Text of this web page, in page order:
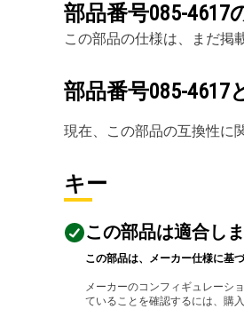
部品番号085-4617
この部品の仕様は、まだ掲
部品番号085-4617
現在、この部品の互換性に
キー
この部品は適合し
この部品は、メーカー仕様に基
メーカーのコンフィギュレーシ
ていることを確認するには、購